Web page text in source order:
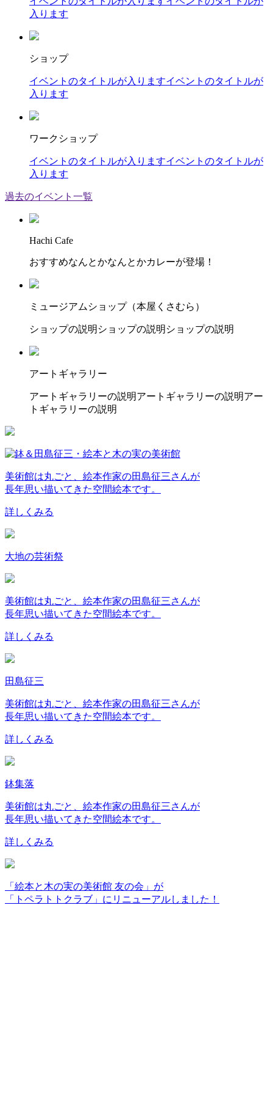
入ります
ショップ
イベントのタイトルが入りますイベントのタイトルが
入ります
ワークショップ
イベントのタイトルが入りますイベントのタイトルが
入ります
過去のイベント一覧
Hachi Cafe
おすすめなんとかなんとかカレーが登場！
ミュージアムショップ（本屋くさむら）
ショップの説明ショップの説明ショップの説明
アートギャラリー
アートギャラリーの説明アートギャラリーの説明アー
トギャラリーの説明
美術館は丸ごと、絵本作家の田島征三さんが
長年思い描いてきた空間絵本です。
詳しくみる
大地の芸術祭
美術館は丸ごと、絵本作家の田島征三さんが
長年思い描いてきた空間絵本です。
詳しくみる
田島征三
美術館は丸ごと、絵本作家の田島征三さんが
長年思い描いてきた空間絵本です。
詳しくみる
鉢集落
美術館は丸ごと、絵本作家の田島征三さんが
長年思い描いてきた空間絵本です。
詳しくみる
「絵本と木の実の美術館 友の会」が
「トペラトトクラブ」にリニューアルしました！